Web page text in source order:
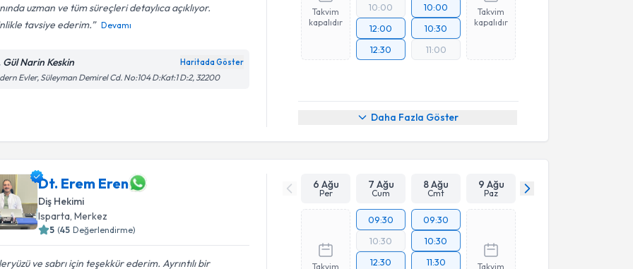
uzman ve tüm süreçleri detaylıca açıklıyor.
tavsiye ederim.
Devamı
Gül Narin Keskin Haritada Göster
Evler, Süleyman Demirel Cd. No:104 D:Kat:1 D:2, 32200
Takvim
kapalıdır
10:00
12:00
12:30
10:00
10:30
11:00
Takvim
kapalıdır
Daha Fazla Göster
Dt. Erem Eren
Diş Hekimi
Isparta, Merkez
5 (45 Değerlendirme)
ve sabrı için teşekkür ederim. Ayrıntılı bir
6 Ağu
Per
7 Ağu
Cum
8 Ağu
Cmt
9 Ağu
Paz
Takvim
09:30
10:30
12:30
09:30
10:30
11:30
Takvim